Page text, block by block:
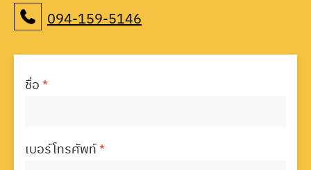
094-159-5146
ชื่อ*
เบอร์โทรศัพท์*